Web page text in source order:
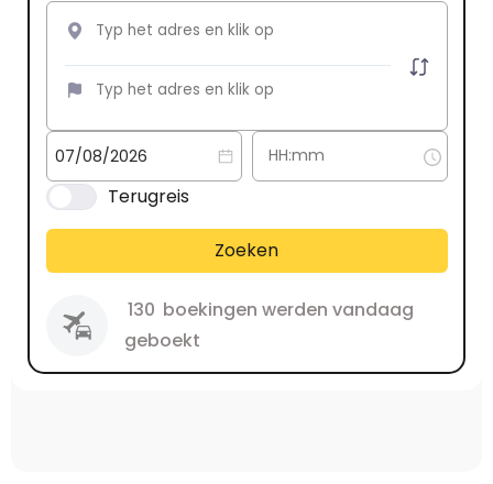
Terugreis
Zoeken
130 boekingen werden vandaag
geboekt